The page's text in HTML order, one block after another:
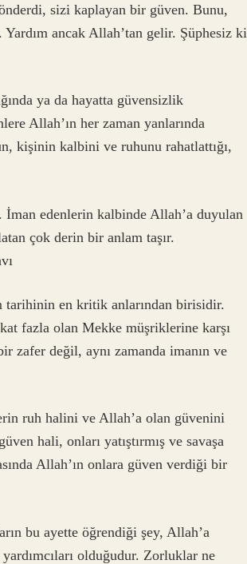
sizi kaplayan bir güven. Bunu,
ancak Allah’tan gelir. Şüphesiz ki
ya da hayatta güvensizlik
Allah’ın her zaman yanlarında
kişinin kalbini ve ruhunu rahatlattığı,
İman edenlerin kalbinde Allah’a duyulan
çok derin bir anlam taşır.
tarihinin en kritik anlarından birisidir.
fazla olan Mekke müşriklerine karşı
zafer değil, aynı zamanda imanın ve
ruh halini ve Allah’a olan güvenini
hali, onları yatıştırmış ve savaşa
Allah’ın onlara güven verdiği bir
bu ayette öğrendiği şey, Allah’a
olduğudur. Zorluklar ne